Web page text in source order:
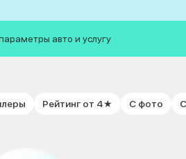
авто и услугу
Рейтинг от 4★ С фото